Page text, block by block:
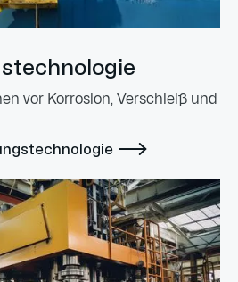
vor Korrosion, Verschleiß und
